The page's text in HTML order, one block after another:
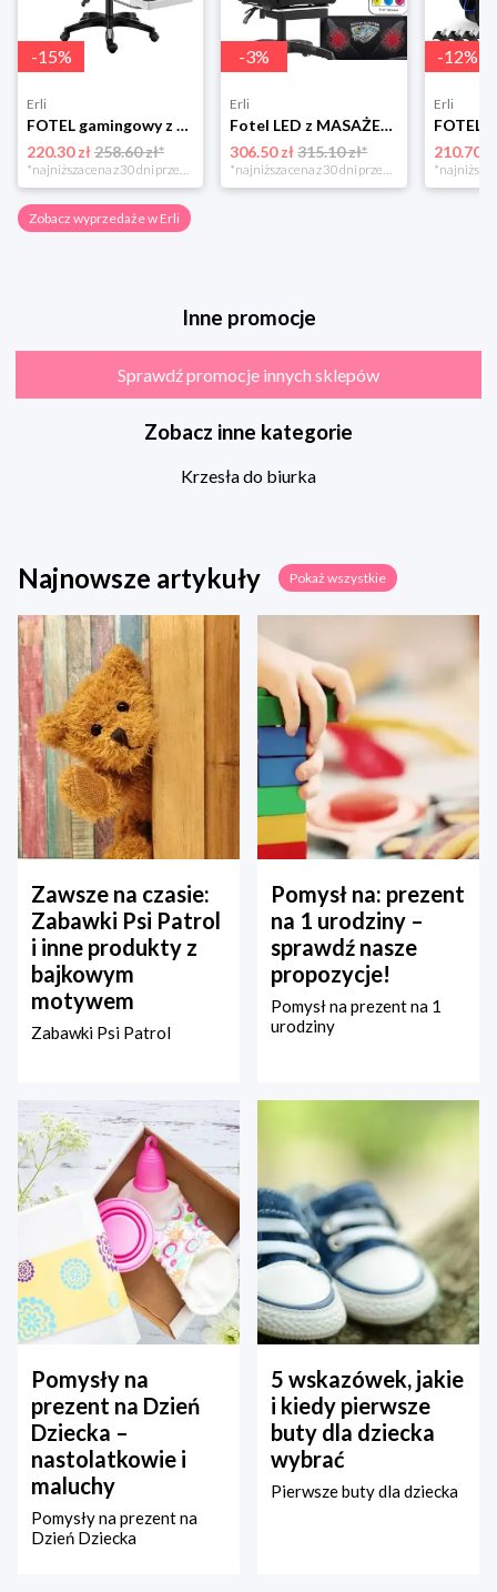
-15%
Erli
FOTEL gamingowy z MASAŻEM pleców KOMPUTEROWY OBROTOWY dla gracza +PODNÓŻEK!
220.30 zł258.60 zł*
-3%
Erli
Fotel LED z MASAŻEM obrotowy TKANINA gamingowy KOMPUTEROWY gracza PODNÓŻEK!
306.50 zł 315.10 zł*
-12%
Erli
210.70 zł
Zobacz wyprzedaże w Erli
Inne promocje
Sprawdź promocje innych sklepów
Zobacz inne kategorie
Krzesła do biurka
Najnowsze artykuły Pokaż wszystkie
Zawsze na czasie:
Zabawki Psi Patrol
i inne produkty z
bajkowym
motywem
Zabawki Psi Patrol
Pomysł na: prezent
na 1 urodziny –
sprawdź nasze
propozycje!
Pomysł na prezent na 1
urodziny
Pomysły na
prezent na Dzień
Dziecka –
nastolatkowie i
maluchy
Pomysły na prezent na
Dzień Dziecka
5 wskazówek, jakie
i kiedy pierwsze
buty dla dziecka
wybrać
Pierwsze buty dla dziecka